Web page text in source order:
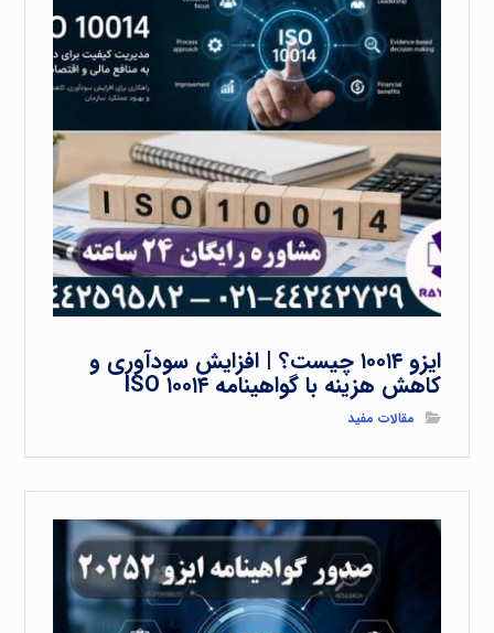
ایزو ۱۰۰۱۴ چیست؟ | افزایش سودآوری و
کاهش هزینه با گواهینامه ISO ۱۰۰۱۴
مقالات مفید